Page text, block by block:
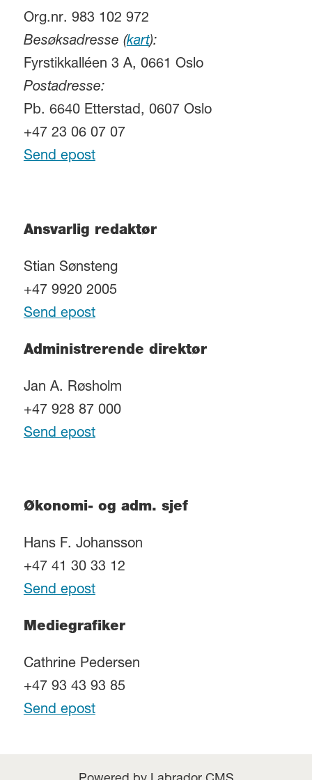
Org.nr. 983 102 972
Besøksadresse (kart):
Fyrstikkalléen 3 A, 0661 Oslo
Postadresse:
Pb. 6640 Etterstad, 0607 Oslo
+47 23 06 07 07
Send epost
Ansvarlig redaktør
Stian Sønsteng
+47 9920 2005
Send epost
Administrerende direktør
Jan A. Røsholm
+47 928 87 000
Send epost
Økonomi- og adm. sjef
Hans F. Johansson
+47 41 30 33 12
Send epost
Mediegrafiker
Cathrine Pedersen
+47 93 43 93 85
Send epost